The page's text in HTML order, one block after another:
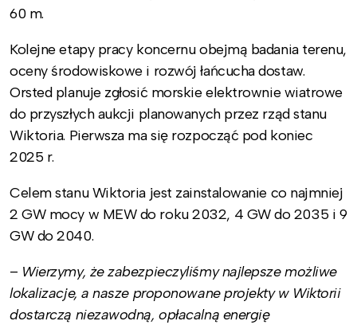
60 m.
Kolejne etapy pracy koncernu obejmą badania terenu,
oceny środowiskowe i rozwój łańcucha dostaw.
Orsted planuje zgłosić morskie elektrownie wiatrowe
do przyszłych aukcji planowanych przez rząd stanu
Wiktoria. Pierwsza ma się rozpocząć pod koniec
2025 r.
Celem stanu Wiktoria jest zainstalowanie co najmniej
2 GW mocy w MEW do roku 2032, 4 GW do 2035 i 9
GW do 2040.
– Wierzymy, że zabezpieczyliśmy najlepsze możliwe
lokalizacje, a nasze proponowane projekty w Wiktorii
dostarczą niezawodną, opłacalną energię